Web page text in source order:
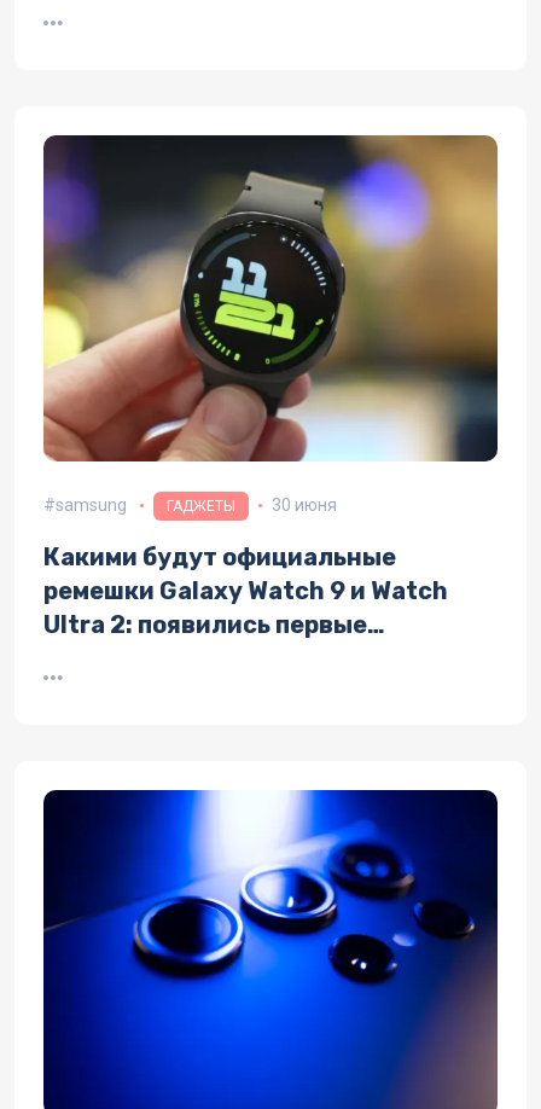
samsung ГАДЖЕТЫ 30 июня
Какими будут официальные
ремешки Galaxy Watch 9 и Watch
Ultra 2: появились первые